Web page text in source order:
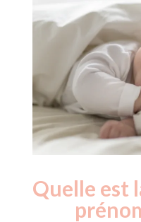
Quelle est
Année
Nouveaux-
nés